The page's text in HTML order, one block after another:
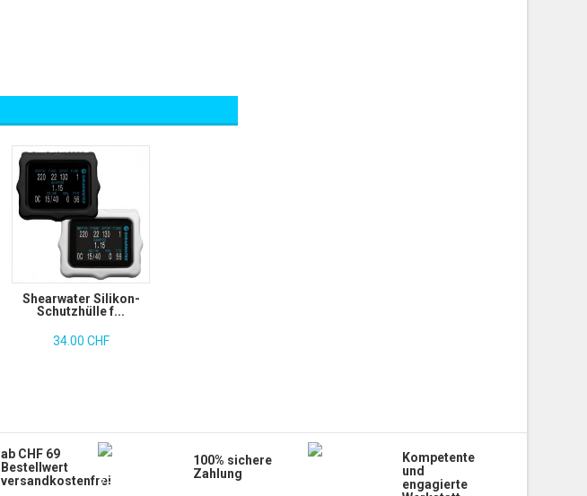
Shearwater Silikon-
Schutzhülle f...
34.00 CHF
ab CHF 69
Bestellwert
versandkostenfrei
100% sichere
Zahlung
Kompetente
und
engagierte